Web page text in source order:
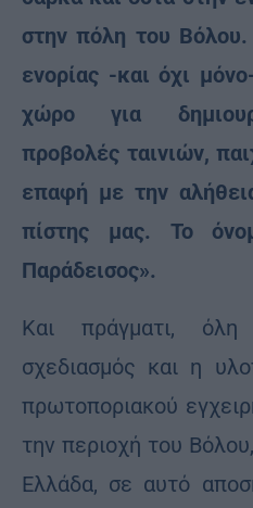
στην πόλη του
ενορίας -και όχι
χώρο για
προβολές ταινιών,
επαφή με την
πίστης μας. Το
Παράδεισος».
Και πράγματι,
σχεδιασμός και η
πρωτοποριακού
την περιοχή του
Ελλάδα, σε αυτό